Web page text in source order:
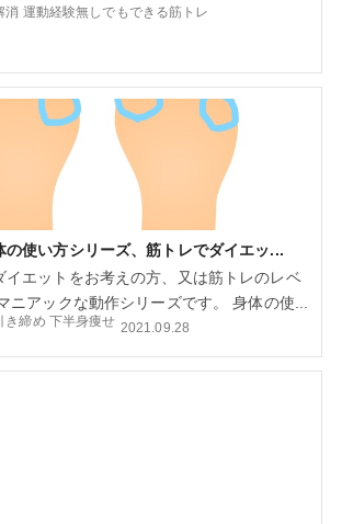
消 運動経験無しでもできる筋トレ
の使い方シリーズ、筋トレでダイエッ...
イエットをお考えの方、又は筋トレのレベ
ニアックな動作シリーズです。 身体の使...
き締め 下半身痩せ 2021.09.28